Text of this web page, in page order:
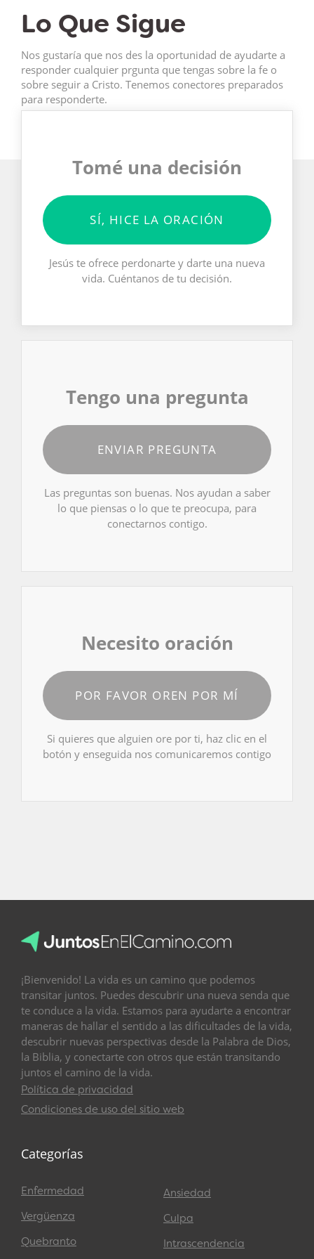
Lo Que Sigue
Nos gustaría que nos des la oportunidad de ayudarte a
responder cualquier prgunta que tengas sobre la fe o
sobre seguir a Cristo. Tenemos conectores preparados
para responderte.
Tomé una decisión
SÍ, HICE LA ORACIÓN
Jesús te ofrece perdonarte y darte una nueva
vida. Cuéntanos de tu decisión.
Tengo una pregunta
ENVIAR PREGUNTA
Las preguntas son buenas. Nos ayudan a saber
lo que piensas o lo que te preocupa, para
conectarnos contigo.
Necesito oración
POR FAVOR OREN POR MÍ
Si quieres que alguien ore por ti, haz clic en el
botón y enseguida nos comunicaremos contigo
¡Bienvenido! La vida es un camino que podemos
transitar juntos. Puedes descubrir una nueva senda que
te conduce a la vida. Estamos para ayudarte a encontrar
maneras de hallar el sentido a las dificultades de la vida,
descubrir nuevas perspectivas desde la Palabra de Dios,
la Biblia, y conectarte con otros que están transitando
juntos el camino de la vida.
Política de privacidad
Condiciones de uso del sitio web
Categorías
Enfermedad
Vergüenza
Quebranto
Ansiedad
Culpa
Intrascendencia